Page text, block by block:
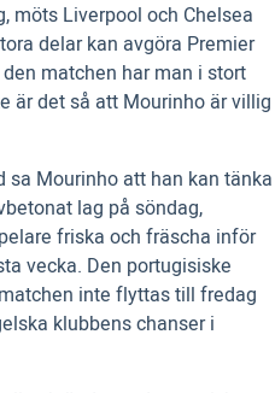
möts Liverpool och Chelsea
delar kan avgöra Premier
matchen har man i stort
är det så att Mourinho är villig
sa Mourinho att han kan tänka
lag på söndag,
friska och fräscha inför
vecka. Den portugisiske
inte flyttas till fredag
klubbens chanser i